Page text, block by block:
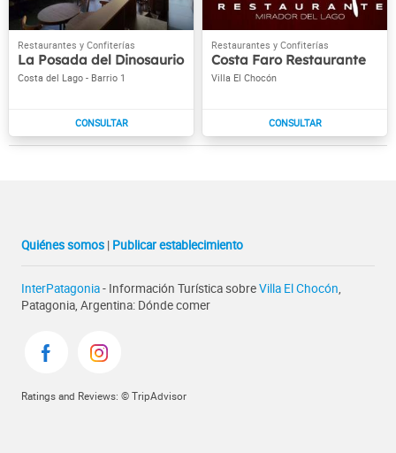
La Posada del Dinosaurio
Costa del Lago - Barrio 1
Costa Faro Restaurante
Villa El Chocón
Quiénes somos | Publicar establecimiento
InterPatagonia- Información Turística sobreVilla El Chocón
Patagonia, Argentina: Dónde comer
Ratings and Reviews: © TripAdvisor